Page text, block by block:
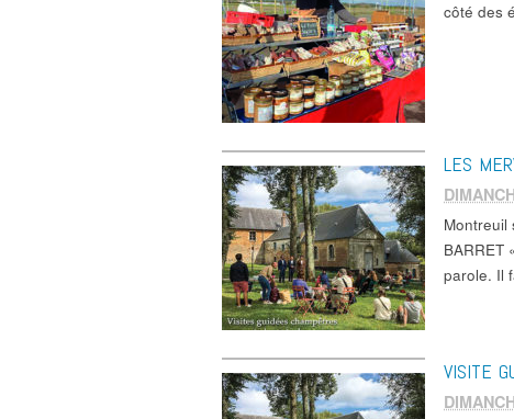
côté des
LES
Montreuil
BARRET
parole. Il
VISITE